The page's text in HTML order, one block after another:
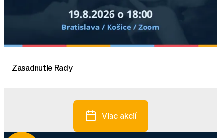
Zasadnutie Rady
Viac akcií